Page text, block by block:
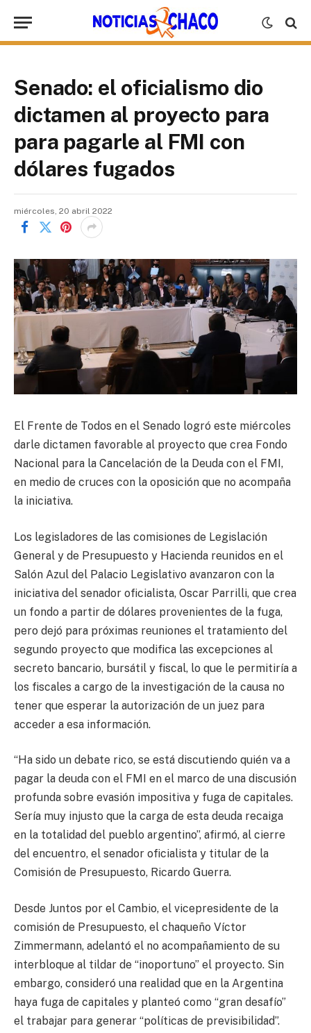
Senado: el oficialismo dio
dictamen al proyecto para
para pagarle al FMI con
dólares fugados
miércoles, 20 abril 2022
El Frente de Todos en el Senado logró este miércoles
darle dictamen favorable al proyecto que crea Fondo
Nacional para la Cancelación de la Deuda con el FMI,
en medio de cruces con la oposición que no acompaña
la iniciativa.
Los legisladores de las comisiones de Legislación
General y de Presupuesto y Hacienda reunidos en el
Salón Azul del Palacio Legislativo avanzaron con la
iniciativa del senador oficialista, Oscar Parrilli, que crea
un fondo a partir de dólares provenientes de la fuga,
pero dejó para próximas reuniones el tratamiento del
segundo proyecto que modifica las excepciones al
secreto bancario, bursátil y fiscal, lo que le permitiría a
los fiscales a cargo de la investigación de la causa no
tener que esperar la autorización de un juez para
acceder a esa información.
“Ha sido un debate rico, se está discutiendo quién va a
pagar la deuda con el FMI en el marco de una discusión
profunda sobre evasión impositiva y fuga de capitales.
Sería muy injusto que la carga de esta deuda recaiga
en la totalidad del pueblo argentino”, afirmó, al cierre
del encuentro, el senador oficialista y titular de la
Comisión de Presupuesto, Ricardo Guerra.
Desde Juntos por el Cambio, el vicepresidente de la
comisión de Presupuesto, el chaqueño Víctor
Zimmermann, adelantó el no acompañamiento de su
interbloque al tildar de “inoportuno” el proyecto. Sin
embargo, consideró una realidad que en la Argentina
haya fuga de capitales y planteó como “gran desafío”
el trabajar para generar “políticas de previsibilidad”.